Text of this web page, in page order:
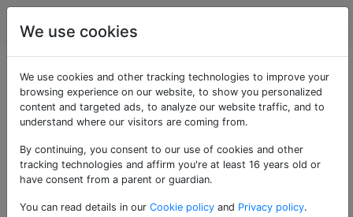
Computerbenutzer
Als «virtualbox»
getaggte Fragen
VirtualBox ist ein kostenloses Open Source-
Virtualisierungsprogramm von Oracle für die x86 /
We use cookies
We use cookies and other tracking technologies to improve your
browsing experience on our website, to show you personalized
content and targeted ads, to analyze our website traffic, and to
understand where our visitors are coming from.
By continuing, you consent to our use of cookies and other
tracking technologies and affirm you're at least 16 years old or
have consent from a parent or guardian.
You can read details in our Cookie policy and Privacy policy.